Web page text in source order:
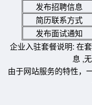
发布招聘信息
简历联系方式
发布面试通知
企业入驻套餐说明: 在
息 ,
由于网站服务的特性，